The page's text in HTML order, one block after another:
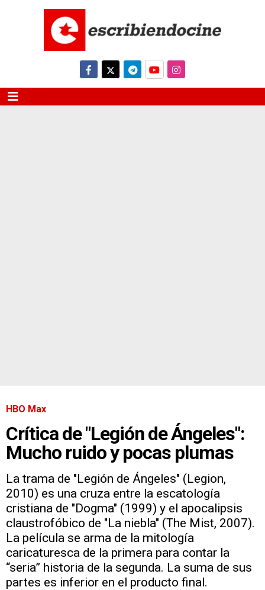
HBO Max
Crítica de "Legión de Ángeles":
Mucho ruido y pocas plumas
La trama de "Legión de Ángeles" (Legion,
2010) es una cruza entre la escatología
cristiana de "Dogma" (1999) y el apocalipsis
claustrofóbico de "La niebla" (The Mist, 2007).
La película se arma de la mitología
caricaturesca de la primera para contar la
“seria” historia de la segunda. La suma de sus
partes es inferior en el producto final.